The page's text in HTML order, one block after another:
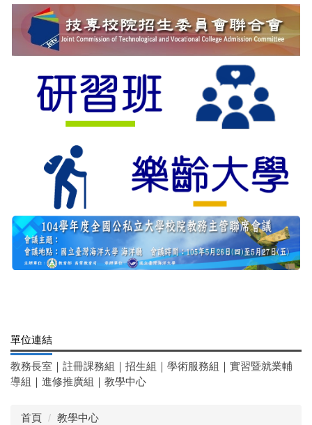
單位連結
教務長室 ｜ 註冊課務組 ｜ 招生組 ｜ 學術服務組 ｜ 實習暨就業輔
導組 ｜ 進修推廣組 ｜ 教學中心
首頁 教學中心